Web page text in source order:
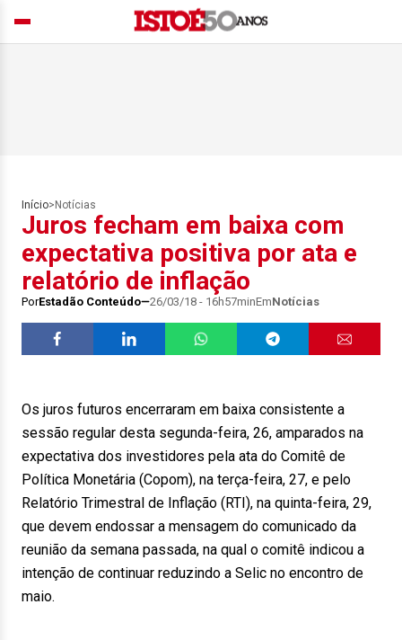
Início> Notícias
Juros fecham em baixa com
expectativa positiva por ata e
relatório de inflação
PorEstadão Conteúdo 26/03/18 - 16h57minEmNotícias
Os juros futuros encerraram em baixa consistente a
sessão regular desta segunda-feira, 26, amparados na
expectativa dos investidores pela ata do Comitê de
Política Monetária (Copom), na terça-feira, 27, e pelo
Relatório Trimestral de Inflação (RTI), na quinta-feira, 29,
que devem endossar a mensagem do comunicado da
reunião da semana passada, na qual o comitê indicou a
intenção de continuar reduzindo a Selic no encontro de
maio.